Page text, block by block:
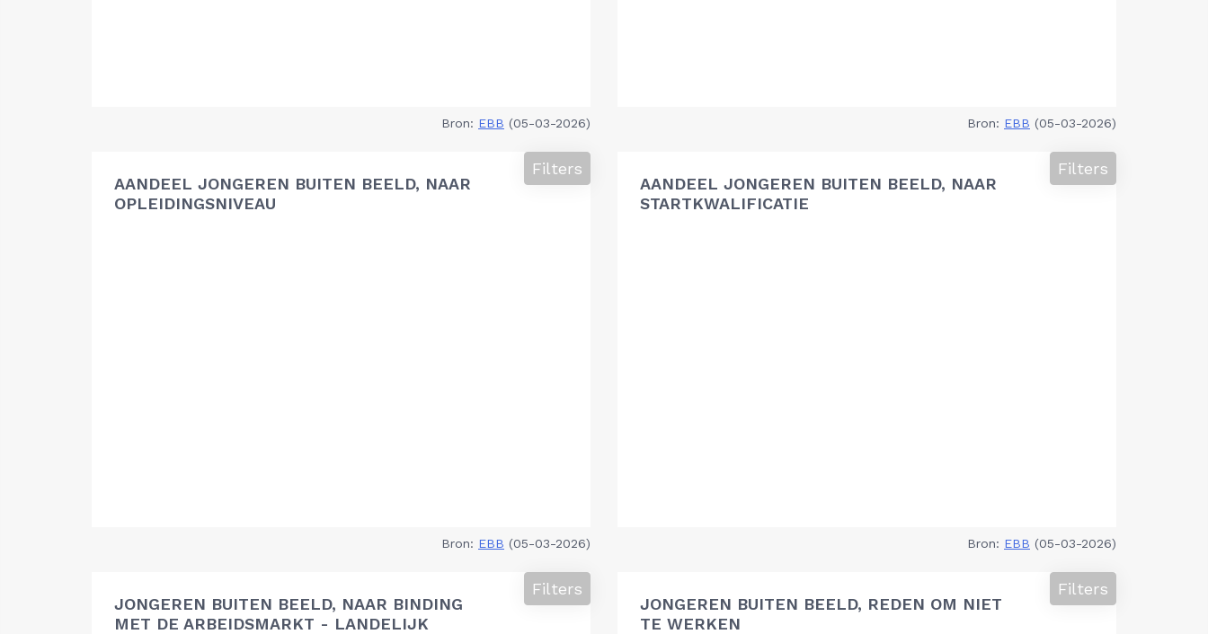
Bron: EBB (05-03-2026) Bron: EBB (05-03-2026)
AANDEEL JONGEREN BUITEN BEELD, NAAR
OPLEIDINGSNIVEAU
Filters
Bron: EBB (05-03-2026)
AANDEEL JONGEREN BUITEN BEELD, NAAR
STARTKWALIFICATIE
Filters
Bron: EBB (05-03-2026)
JONGEREN BUITEN BEELD, NAAR BINDING
MET DE ARBEIDSMARKT - LANDELIJK
Filters
JONGEREN BUITEN BEELD, REDEN OM NIET
TE WERKEN
Filters